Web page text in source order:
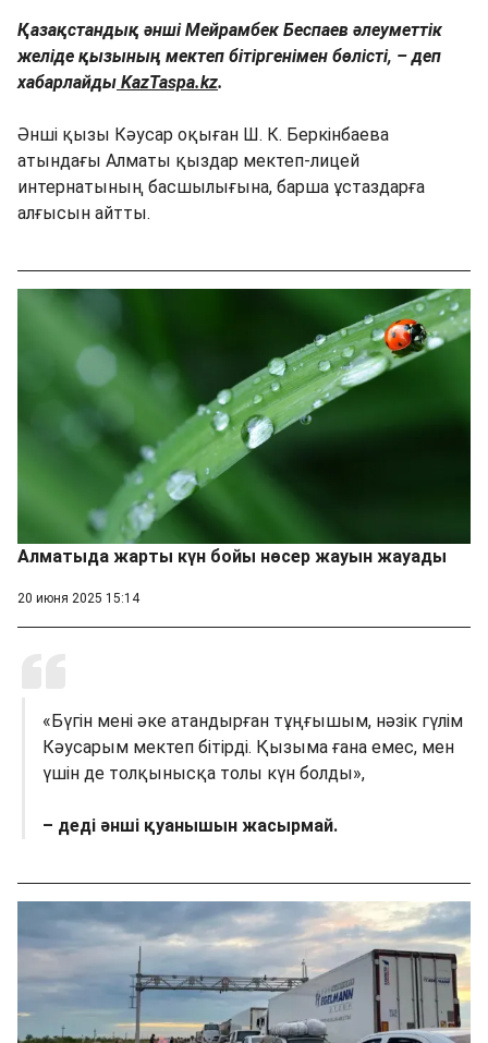
Қазақстандық әнші Мейрамбек Беспаев әлеуметтік
желіде қызының мектеп бітіргенімен бөлісті, – деп
хабарлайды KazTaspa.kz.
Әнші қызы Кәусар оқыған Ш. К. Беркінбаева
атындағы Алматы қыздар мектеп-лицей
интернатының басшылығына, барша ұстаздарға
алғысын айтты.
Алматыда жарты күн бойы нөсер жауын жауады
20 июня 2025 15:14
«Бүгін мені әке атандырған тұңғышым, нәзік гүлім
Кәусарым мектеп бітірді. Қызыма ғана емес, мен
үшін де толқынысқа толы күн болды»,
– деді әнші қуанышын жасырмай.